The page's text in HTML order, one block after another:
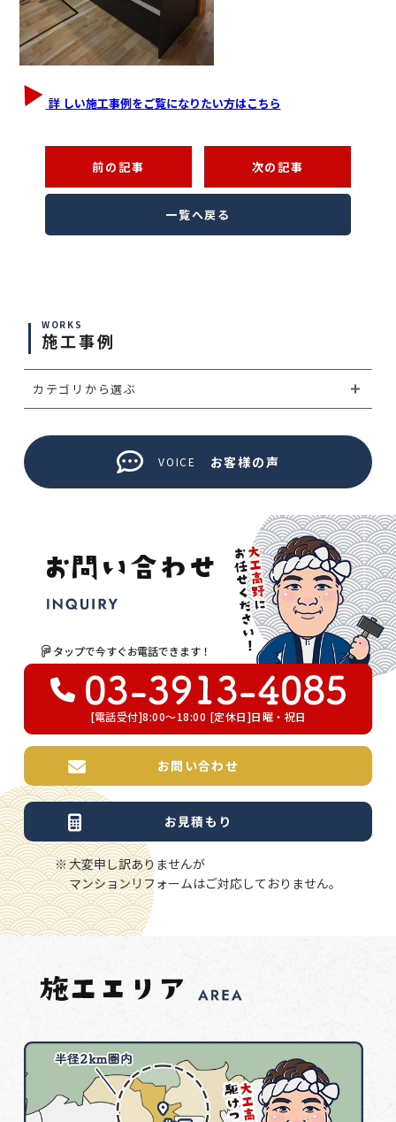
詳 しい施工事例をご覧になりたい方はこちら
前の記事 次の記事
一覧へ戻る
WORKS
施工事例
カテゴリから選ぶ
VOICE お客様の声
タップで今すぐお電話できます！
[電話受付]8:00～18:00 [定休日]日曜・祝日
お問い合わせ
お見積もり
大変申し訳ありませんが
マンションリフォームはご対応しておりません。